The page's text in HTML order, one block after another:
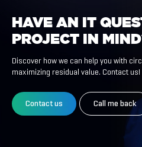
HAVE AN IT
PROJECT
IN
Discover how we can help you with
maximizing residual value. Contact us!
Contact us Call me back